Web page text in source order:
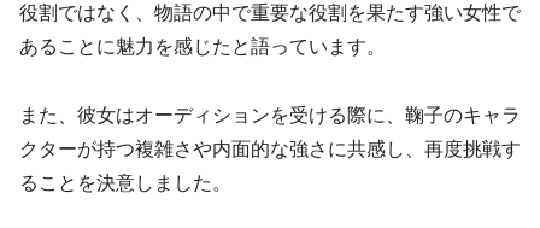
役割ではなく、物語の中で重要な役割を果たす強い女性で
あることに魅力を感じたと語っています。
また、彼女はオーディションを受ける際に、鞠子のキャラ
クターが持つ複雑さや内面的な強さに共感し、再度挑戦す
ることを決意しました。